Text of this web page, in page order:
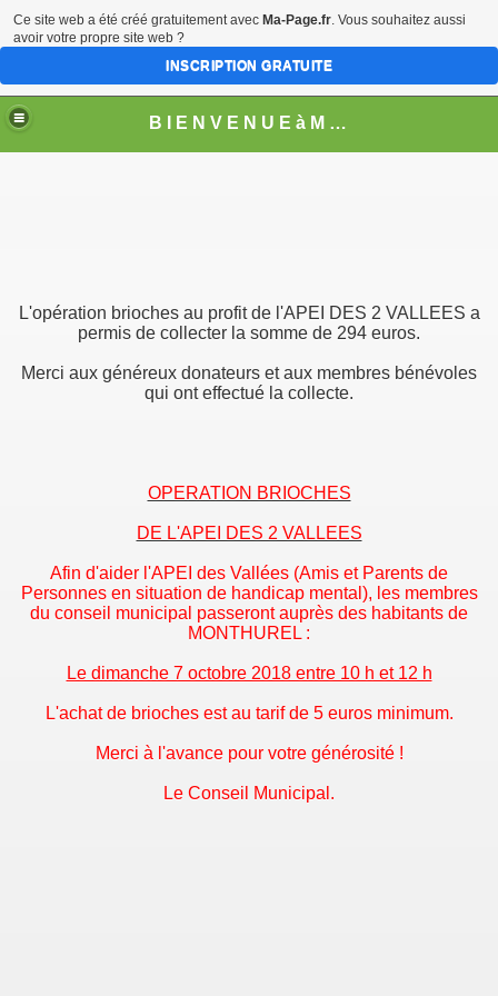
B I E N V E N U E à M O N T H U R E L
L'opération brioches au profit de l'APEI DES 2 VALLEES a
permis de collecter la somme de 294 euros.
Merci aux généreux donateurs et aux membres bénévoles
qui ont effectué la collecte.
OPERATION BRIOCHES
DE L'APEI DES 2 VALLEES
Afin d'aider l'APEI des Vallées (Amis et Parents de
Personnes en situation de handicap mental), les membres
du conseil municipal passeront auprès des habitants de
MONTHUREL :
Le dimanche 7 octobre 2018 entre 10 h et 12 h
L'achat de brioches est au tarif de 5 euros minimum.
Merci à l'avance pour votre générosité !
Le Conseil Municipal.
Ce site web a été créé gratuitement avec Ma-Page.fr. Vous souhaitez aussi
avoir votre propre site web ?
INSCRIPTION GRATUITE